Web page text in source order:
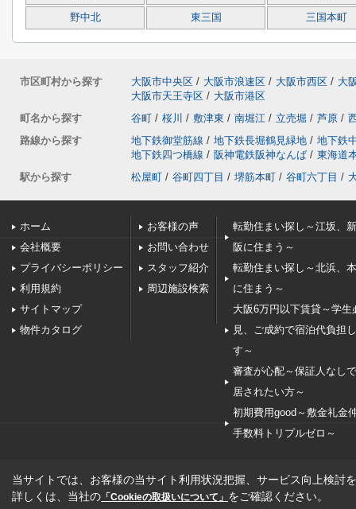
野中北 東三国 三国本町
市区町村から探す 大阪市中央区 / 大阪市浪速区 / 大阪市西区 / 大
大阪市天王寺区 / 大阪市港区
町名から探す
谷町 / 桜川 / 敷津東 / 南堀江 / 立売堀 / 芦原 /
路線から探す
地下鉄御堂筋線 / 地下鉄長堀鶴見緑地 / 地下鉄
地下鉄四つ橋線 / 阪神電鉄阪神なんば / 東海道
駅から探す
松屋町 / 谷町四丁目 / 堺筋本町 / 谷町六丁目 /
ホーム
会社概要
プライバシーポリシー
利用規約
サイトマップ
物件カタログ
お客様の声
お問い合わせ
スタッフ紹介
周辺施設検索
転勤住まい探し～江坂、
阪に住まう～
転勤住まい探し～北浜、
に住まう～
大阪6万円以下賃貸～学生
見、ご成約で宿泊代負担
す～
審査が心配～保証人なし
居されたい方～
初期費用good～敷金礼金
手数料トリプルゼロ～
当サイトでは、お客様の当サイト利用状況把握、サービス向上検討
詳しくは、当社の 「Cookieの取扱いについて」 をご確認ください。